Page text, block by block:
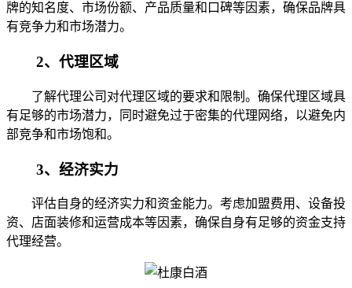
牌的知名度、市场份额、产品质量和口碑等因素，确保品牌具
有竞争力和市场潜力。
2、代理区域
了解代理公司对代理区域的要求和限制。确保代理区域具
有足够的市场潜力，同时避免过于密集的代理网络，以避免内
部竞争和市场饱和。
3、经济实力
评估自身的经济实力和资金能力。考虑加盟费用、设备投
资、店面装修和运营成本等因素，确保自身有足够的资金支持
代理经营。